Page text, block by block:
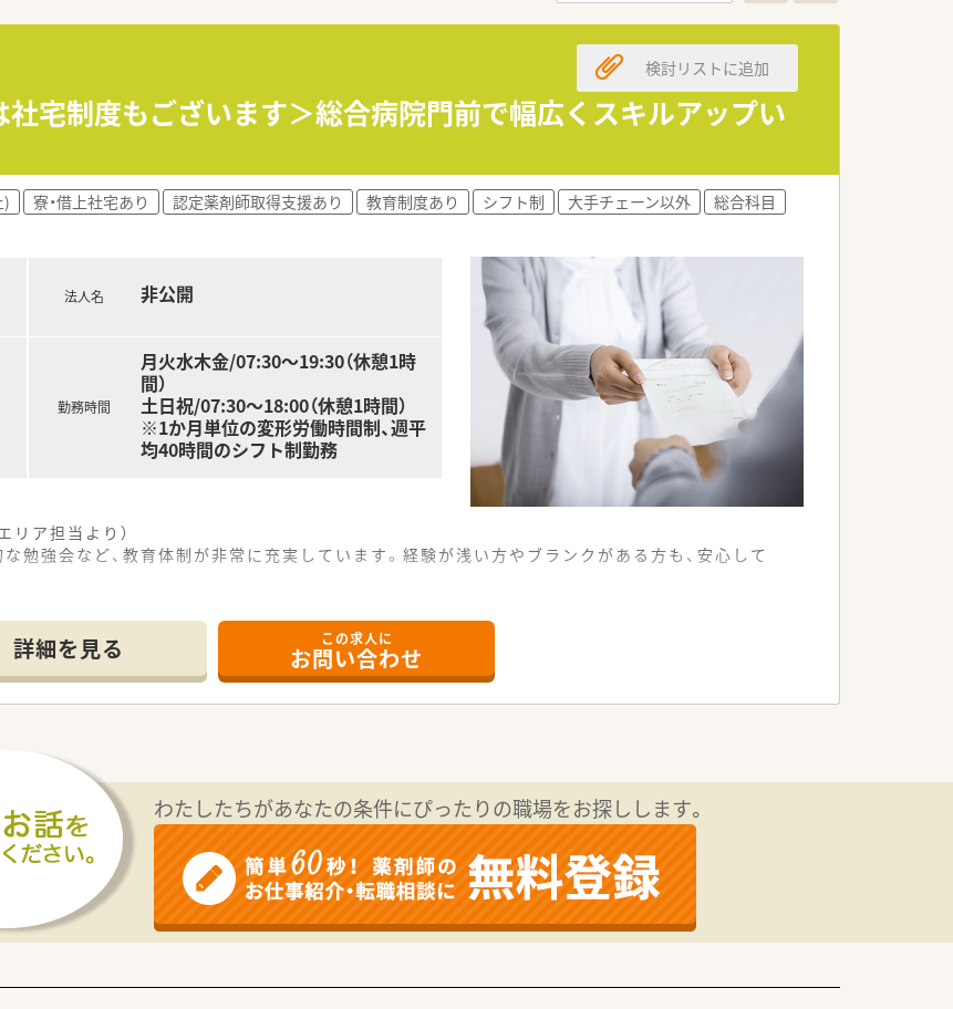
社宅制度もございます＞総合病院門前で幅広くスキルアップい
検討リストに追加
) 寮・借上社宅あり 認定薬剤師取得支援あり 教育制度あり シフト制 大手チェーン以外
総合科目
法人名 非公開
勤務時間
月火水木金/07:30～19:30（休憩1時
間）
土日祝/07:30～18:00（休憩1時間）
※1か月単位の変形労働時間制、週平
均40時間のシフト制勤務
リア担当より）
勉強会など、教育体制が非常に充実しています。経験が浅い方やブランクがある方も、安心して
場所に位置しており、広々とした駐車場も完備しているため車通勤が大変便利です
日に80枚から100枚ほど応需しており、幅広い知識を養える環境です
処方に対応しており、取り扱う医薬品の品目数は1200種類以上にのぼります
へと成長できるような、意欲的で責任感のある人材を新たに募集しています
運営に関する新たな施策やアイデアを積極的に提案できる方を求めています
あれば応募が可能となっており、人物面を重視した採用活動を行っています
店舗の調剤薬局を展開しており、今後も積極的な新規出店を予定しています
切なく、各店舗が独立して自立的な運営を行っている点が大きな特徴です
ビスなどの介護事業も展開しており、2つの事業が助け合って経営しています
詳細を見る この求人に
お問い合わせ
わたしたちがあなたの条件にぴったりの職場をお探しします。